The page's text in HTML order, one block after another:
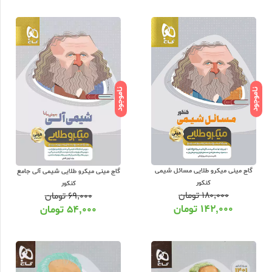
همچنین نیاز دانش آموزان به مرور فرمول ها و تصاویر به جهت فرار بودن این
عناوین پرفروش که تا کنکور از این مجموعه ارائه شده به شرح زیر می باشد:
در کنکور سراسری برای هر درس باید یک کتاب خریداری کنید شاید هزینه کمی
تخفیف برای خرید کتاب در کنار شماست و شما عزیزان میتوانید علاوه بر
ناموجود
گاج مینی میکرو طلایی مسائل شیمی
کنکور
۱۸۰,۰۰۰تومان
۱۴۲,۰۰۰ تومان
ناموجود
گاج مینی میکرو طلایی شیمی آلی جامع
کنکور
۶۹,۰۰۰تومان
۵۴,۰۰۰تومان